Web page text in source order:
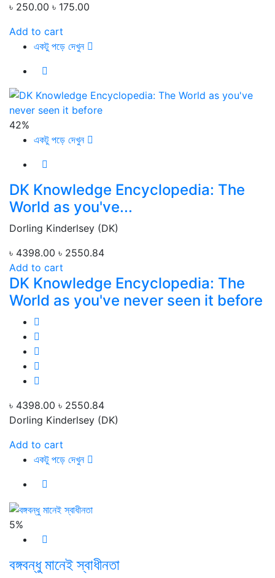
৳ 250.00 ৳ 175.00
Add to cart
একটু পড়ে দেখুন
42%
একটু পড়ে দেখুন
DK Knowledge Encyclopedia: The
World as you've...
Dorling Kinderlsey (DK)
৳ 4398.00 ৳ 2550.84
Add to cart
DK Knowledge Encyclopedia: The
World as you've never seen it before
৳ 4398.00 ৳ 2550.84
Dorling Kinderlsey (DK)
Add to cart
একটু পড়ে দেখুন
5%
বঙ্গবন্ধু মানেই স্বাধীনতা